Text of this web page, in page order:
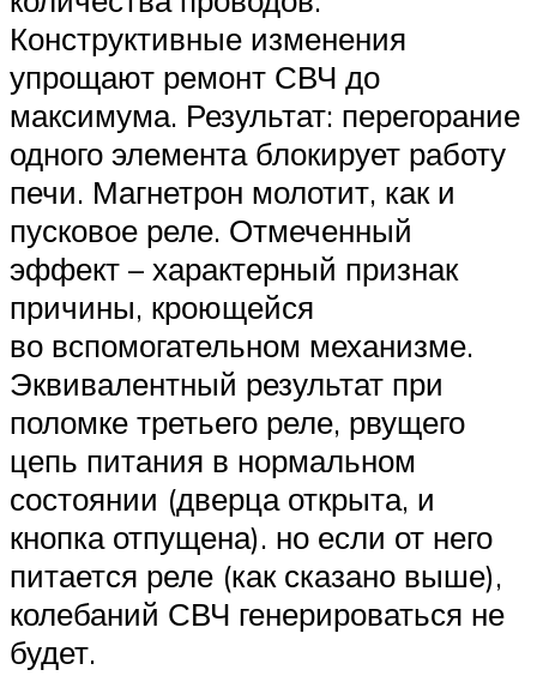
Конструктивные изменения
упрощают ремонт СВЧ до
максимума. Результат: перегорание
одного элемента блокирует работу
печи. Магнетрон молотит, как и
пусковое реле. Отмеченный
эффект – характерный признак
причины, кроющейся
во вспомогательном механизме.
Эквивалентный результат при
поломке третьего реле, рвущего
цепь питания в нормальном
состоянии (дверца открыта, и
кнопка отпущена). но если от него
питается реле (как сказано выше),
колебаний СВЧ генерироваться не
будет.